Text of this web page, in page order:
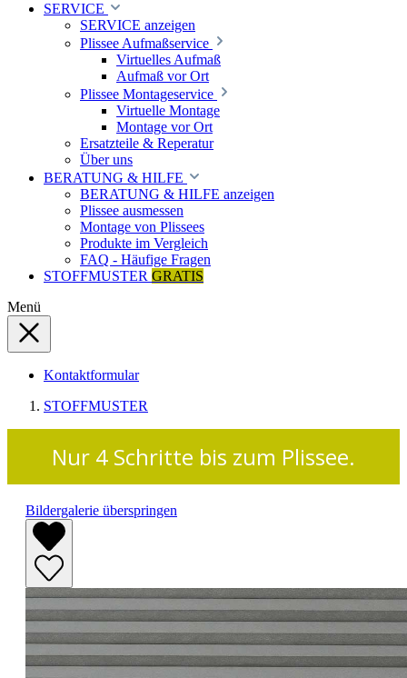
SERVICE
SERVICE anzeigen
Plissee Aufmaßservice
Virtuelles Aufmaß
Aufmaß vor Ort
Plissee Montageservice
Virtuelle Montage
Montage vor Ort
Ersatzteile & Reperatur
Über uns
BERATUNG & HILFE
BERATUNG & HILFE anzeigen
Plissee ausmessen
Montage von Plissees
Produkte im Vergleich
FAQ - Häufige Fragen
STOFFMUSTER GRATIS
Menü
Kontaktformular
STOFFMUSTER
Nur 4 Schritte bis zum Plissee.
Bildergalerie überspringen